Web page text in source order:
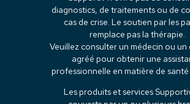
diagnostics, de traitements ou de
cas de crise. Le soutien par les
remplace pas la thérapie.
Veuillez consulter un médecin ou un
agréé pour obtenir une
professionnelle en matière de
Les produits et services